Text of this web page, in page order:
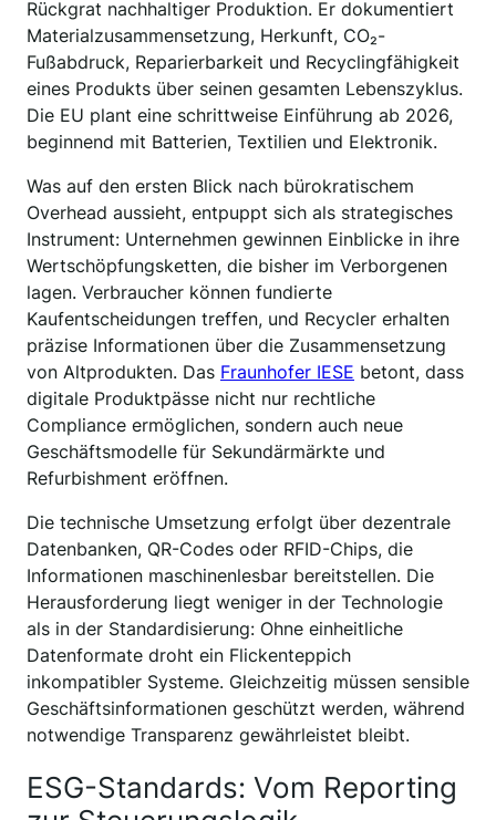
Rückgrat nachhaltiger Produktion. Er dokumentiert
Materialzusammensetzung, Herkunft, CO₂-
Fußabdruck, Reparierbarkeit und Recyclingfähigkeit
eines Produkts über seinen gesamten Lebenszyklus.
Die EU plant eine schrittweise Einführung ab 2026,
beginnend mit Batterien, Textilien und Elektronik.
Was auf den ersten Blick nach bürokratischem
Overhead aussieht, entpuppt sich als strategisches
Instrument: Unternehmen gewinnen Einblicke in ihre
Wertschöpfungsketten, die bisher im Verborgenen
lagen. Verbraucher können fundierte
Kaufentscheidungen treffen, und Recycler erhalten
präzise Informationen über die Zusammensetzung
von Altprodukten. Das Fraunhofer IESE betont, dass
digitale Produktpässe nicht nur rechtliche
Compliance ermöglichen, sondern auch neue
Geschäftsmodelle für Sekundärmärkte und
Refurbishment eröffnen.
Die technische Umsetzung erfolgt über dezentrale
Datenbanken, QR-Codes oder RFID-Chips, die
Informationen maschinenlesbar bereitstellen. Die
Herausforderung liegt weniger in der Technologie
als in der Standardisierung: Ohne einheitliche
Datenformate droht ein Flickenteppich
inkompatibler Systeme. Gleichzeitig müssen sensible
Geschäftsinformationen geschützt werden, während
notwendige Transparenz gewährleistet bleibt.
ESG-Standards: Vom Reporting